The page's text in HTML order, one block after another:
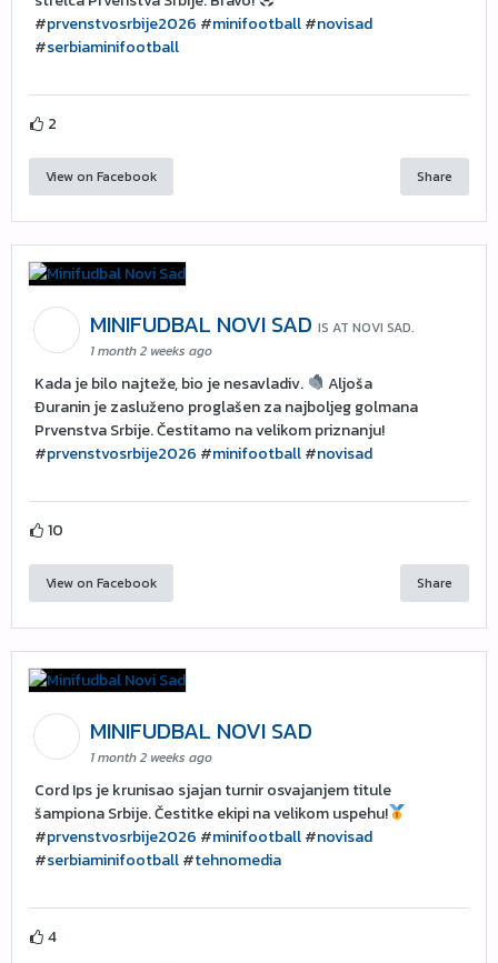
#prvenstvosrbije2026 #minifootball#novisad
#serbiaminifootball
2
View on Facebook Share
MINIFUDBAL NOVI SAD IS AT NOVI SAD.
1 month 2 weeks ago
Kada je bilo najteže, bio je nesavladiv.
Aljoša
Đuranin je zasluženo proglašen za najboljeg golmana
Prvenstva Srbije. Čestitamo na velikom priznanju!
#prvenstvosrbije2026 #minifootball#novisad
10
View on Facebook Share
MINIFUDBAL NOVI SAD
1 month 2 weeks ago
Cord Ips je krunisao sjajan turnir osvajanjem titule
šampiona Srbije. Čestitke ekipi na velikom uspehu!
#prvenstvosrbije2026 #minifootball#novisad
#serbiaminifootball#tehnomedia
4